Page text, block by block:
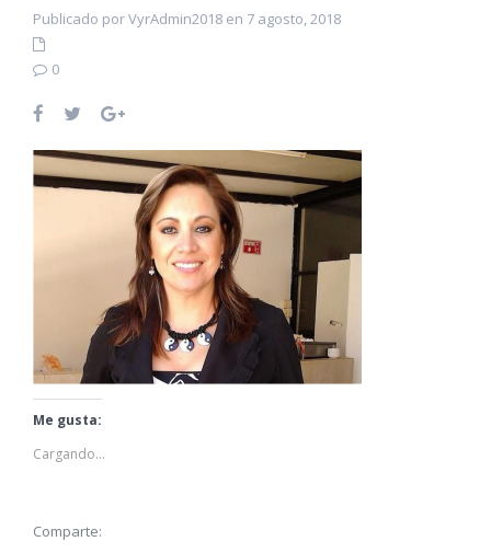
Publicado por VyrAdmin2018 en 7 agosto, 2018
0
Me gusta:
Cargando...
Comparte: